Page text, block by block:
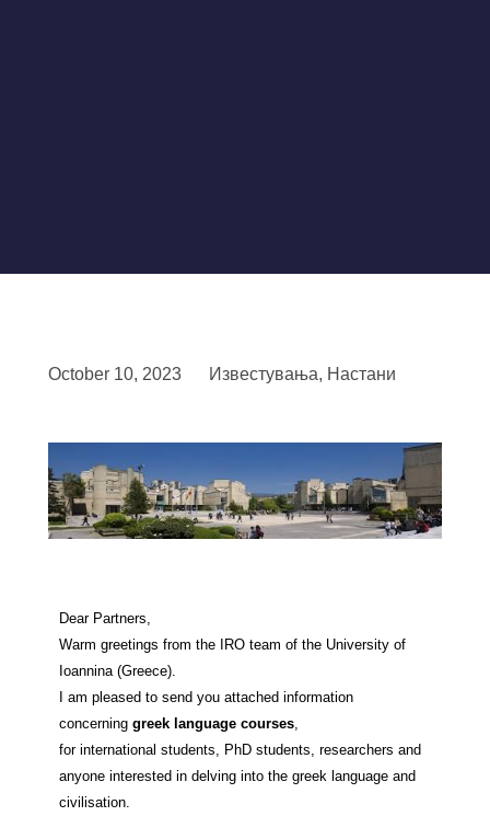
October 10, 2023 Известувања, Настани
Dear Partners,
Warm greetings from the IRO team of the University of
Ioannina (Greece).
I am pleased to send you attached information
concerning greek language courses
for international students, PhD students, researchers and
anyone interested in delving into the greek language and
civilisation.